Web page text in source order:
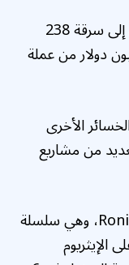
أدت هجمتان احتياليتان واسعتا النطاق إلى سرقة 238
من عملة البيتكوين و55 مليون دولار من عملة
الأخرى
من مشاريع
على سبيل المثال، تم استغلال شبكة Ronin، وهي سلسلة
الإيثريوم